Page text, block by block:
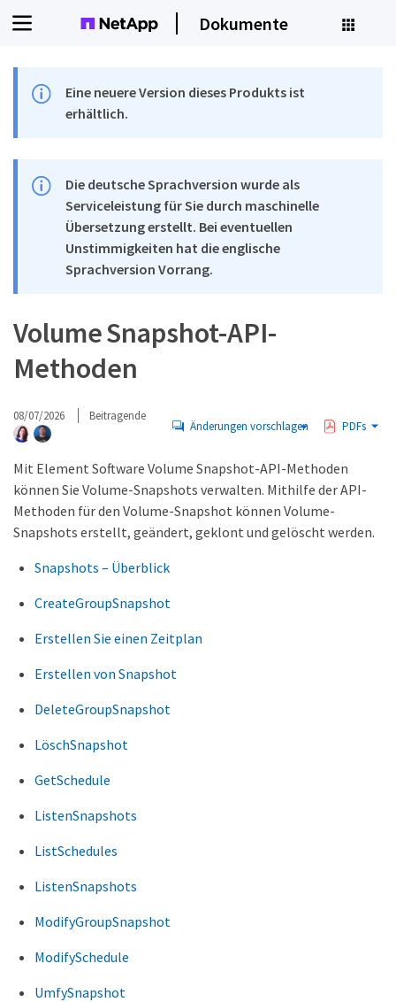
Dokumente
Eine neuere Version dieses Produkts ist
erhältlich.
Die deutsche Sprachversion wurde als
Serviceleistung für Sie durch maschinelle
Übersetzung erstellt. Bei eventuellen
Unstimmigkeiten hat die englische
Sprachversion Vorrang.
Volume Snapshot-API-
Methoden
08/07/2026 Beitragende
Änderungen vorschlagen PDFs
Mit Element Software Volume Snapshot-API-Methoden
können Sie Volume-Snapshots verwalten. Mithilfe der API-
Methoden für den Volume-Snapshot können Volume-
Snapshots erstellt, geändert, geklont und gelöscht werden.
Snapshots – Überblick
CreateGroupSnapshot
Erstellen Sie einen Zeitplan
Erstellen von Snapshot
DeleteGroupSnapshot
LöschSnapshot
GetSchedule
ListenSnapshots
ListSchedules
ListenSnapshots
ModifyGroupSnapshot
ModifySchedule
UmfySnapshot